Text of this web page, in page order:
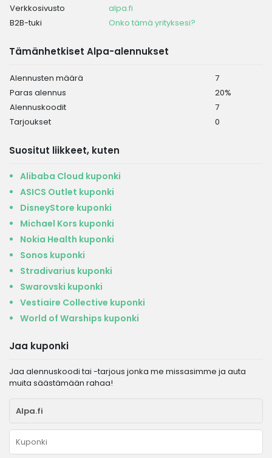
Verkkosivusto
alpa.fi
B2B-tuki
Onko tämä yrityksesi?
Tämänhetkiset Alpa-alennukset
Alennusten määrä
7
Paras alennus
20%
Alennuskoodit
7
Tarjoukset
0
Suositut liikkeet, kuten
Alibaba Cloud kuponki
ASICS Outlet kuponki
DisneyStore kuponki
Michael Kors kuponki
Nokia Health kuponki
Sonos kuponki
Stradivarius kuponki
Swarovski kuponki
Vestiaire Collective kuponki
World of Warships kuponki
Jaa kuponki
Jaa alennuskoodi tai -tarjous jonka me missasimme ja auta
muita säästämään rahaa!